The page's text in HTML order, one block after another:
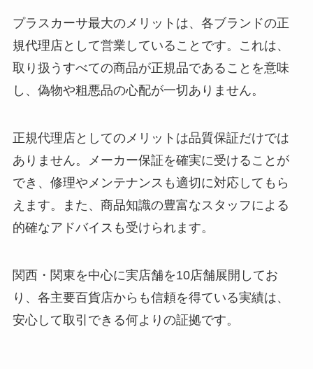
プラスカーサ最大のメリットは、各ブランドの正
規代理店として営業していることです。これは、
取り扱うすべての商品が正規品であることを意味
し、偽物や粗悪品の心配が一切ありません。
正規代理店としてのメリットは品質保証だけでは
ありません。メーカー保証を確実に受けることが
でき、修理やメンテナンスも適切に対応してもら
えます。また、商品知識の豊富なスタッフによる
的確なアドバイスも受けられます。
関西・関東を中心に実店舗を10店舗展開してお
り、各主要百貨店からも信頼を得ている実績は、
安心して取引できる何よりの証拠です。